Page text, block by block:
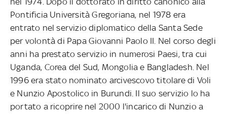
Pontificia Università Gregoriana, nel 1978 era
entrato nel servizio diplomatico della Santa Sede
per volontà di Papa Giovanni Paolo II. Nel corso degli
anni ha prestato servizio in numerosi Paesi, tra cui
Uganda, Corea del Sud, Mongolia e Bangladesh. Nel
1996 era stato nominato arcivescovo titolare di Voli
e Nunzio Apostolico in Burundi. Il suo servizio lo ha
portato a ricoprire nel 2000 l'incarico di Nunzio a